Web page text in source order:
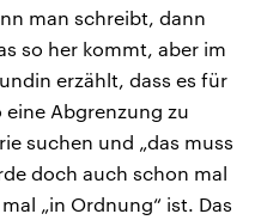
man schreibt, dann
so her kommt, aber im
erzählt, dass es für
eine Abgrenzung zu
suchen und „das muss
doch auch schon mal
„in Ordnung“ ist. Das